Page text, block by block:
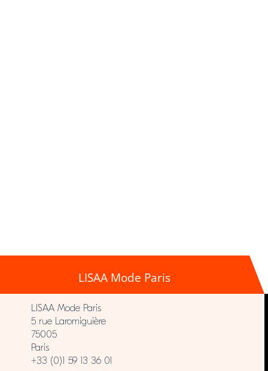
LISAA Mode Paris
LISAA Mode Paris
5 rue Laromiguière
75005
Paris
+33 (0)1 59 13 36 01